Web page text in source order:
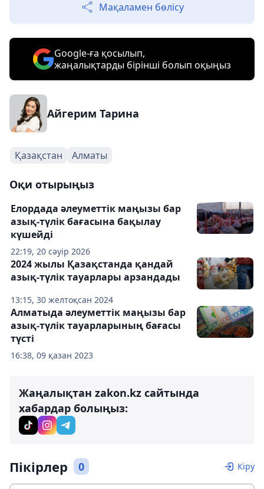
Мақаламен бөлісу
Google-ға қосылып,
жаңалықтарды бірінші болып оқыңыз
Айгерим Тарина
Қазақстан Алматы
Оқи отырыңыз
22:19, 20 сәуір 2026
Елордада әлеуметтік маңызы бар
азық-түлік бағасына бақылау
күшейді
13:15, 30 желтоқсан 2024
2024 жылы Қазақстанда қандай
азық-түлік тауарлары арзандады
16:38, 09 қазан 2023
Алматыда әлеуметтік маңызы бар
азық-түлік тауарларының бағасы
түсті
Жаңалықтан zakon.kz сайтында
хабардар болыңыз:
Пікірлер 0 Кіру